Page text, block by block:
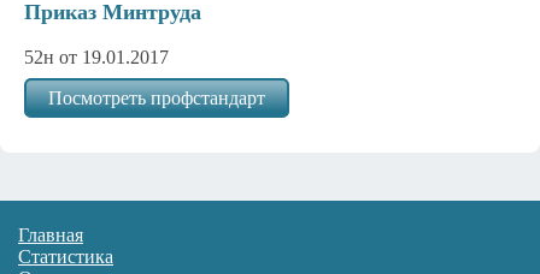
Приказ Минтруда
52н от 19.01.2017
Посмотреть профстандарт
Главная
Статистика